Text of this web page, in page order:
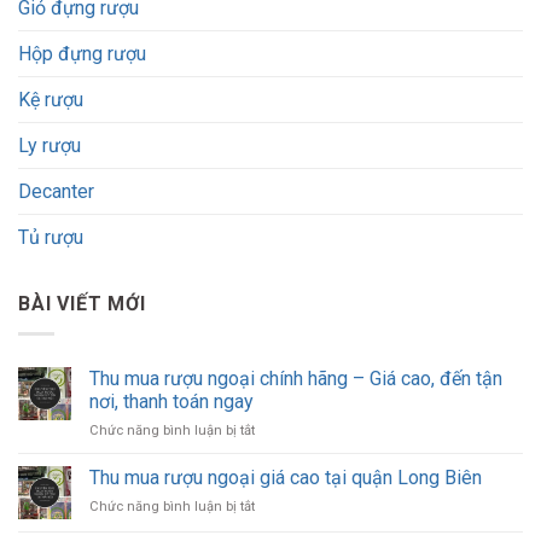
Giỏ đựng rượu
Hộp đựng rượu
Kệ rượu
Ly rượu
Decanter
Tủ rượu
BÀI VIẾT MỚI
Thu mua rượu ngoại chính hãng – Giá cao, đến tận
nơi, thanh toán ngay
Chức năng bình luận bị tắtở
mua
rượu
ngoại
Thu mua rượu ngoại giá cao tại quận Long Biên
Chức năng bình luận bị tắtở